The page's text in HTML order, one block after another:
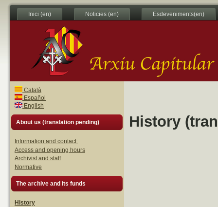
Inici (en) Noticies (en) Esdeveniments(en)
Català
Español
English
About us (translation pending)
Information and contact:
Access and opening hours
Archivist and staff
Normative
The archive and its funds
History
History